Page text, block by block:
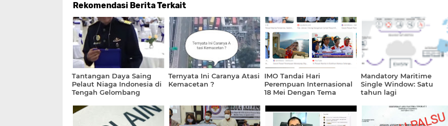
Rekomendasi Berita Terkait
Tantangan Daya Saing
Pelaut Niaga Indonesia di
Tengah Gelombang
Ternyata Ini Caranya Atasi
Kemacetan ?
IMO Tandai Hari
Perempuan Internasional
18 Mei Dengan Tema
Mandatory Maritime
Single Window: Satu
tahun lagi